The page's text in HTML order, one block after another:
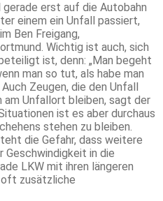
gerade erst auf die Autobahn
einem ein Unfall passiert,
Ben Freigang,
Wichtig ist auch, sich
ist, denn: „Man begeht
man so tut, als habe man
Zeugen, die den Unfall
am Unfallort bleiben, sagt der
ist es aber durchaus
stehen zu bleiben.
die Gefahr, dass weitere
Geschwindigkeit in die
LKW mit ihren längeren
oft zusätzliche